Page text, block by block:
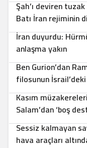
Şah’ı deviren
Batı İran rejiminin
anlıyor
7
İran duyurdu:
anlaşma yakın
8
Ben Gurion’dan
filosunun
9
Kasım
Salam’dan ‘boş
10
Sessiz kalmayan
hava araçları